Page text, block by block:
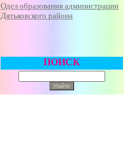
Одел образования администрации
Дятьковского района
ПОИСК